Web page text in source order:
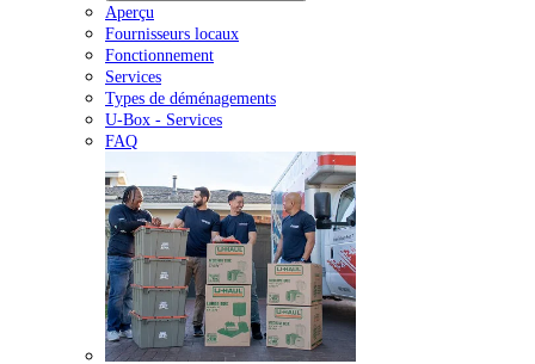
Aperçu
Fournisseurs locaux
Fonctionnement
Services
Types de déménagements
U-Box - Services
FAQ